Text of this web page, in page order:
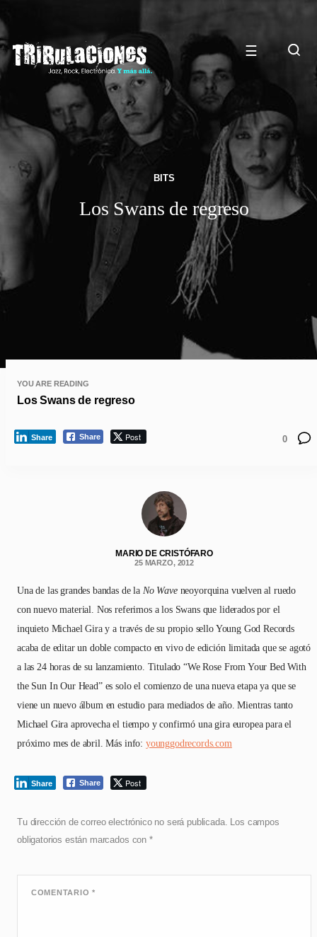
☰
BITS
Los Swans de regreso
YOU ARE READING
Los Swans de regreso
Share Post
Share 0
MARIO DE CRISTÓFARO
25 MARZO, 2012
Una de las grandes bandas de la No Waveneoyorquina vuelven al ruedo
con nuevo material. Nos referimos a los Swans que liderados por el
inquieto Michael Gira y a través de su propio sello Young God Records
acaba de editar un doble compacto en vivo de edición limitada que se agotó
a las 24 horas de su lanzamiento. Titulado “We Rose From Your Bed With
the Sun In Our Head” es solo el comienzo de una nueva etapa ya que se
viene un nuevo álbum en estudio para mediados de año. Mientras tanto
Michael Gira aprovecha el tiempo y confirmó una gira europea para el
próximo mes de abril. Más info: younggodrecords.com
Share Post
Share
Tu dirección de correo electrónico no será publicada. Los campos
obligatorios están marcados con *
COMENTARIO*